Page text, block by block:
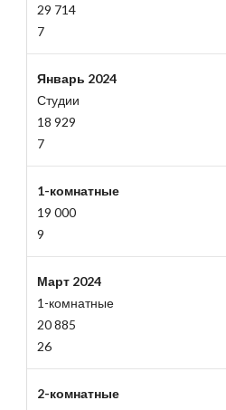
29 714
7
Январь 2024
Студии
18 929
7
1-комнатные
19 000
9
Март 2024
1-комнатные
20 885
26
2-комнатные